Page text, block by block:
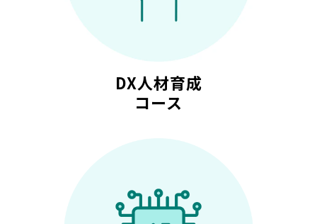
DX人材育成
コース